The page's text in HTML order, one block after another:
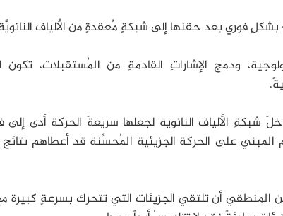
فوري بعد حقنها إلى شبكةٍ مُعقدةٍ من الألياف
ودمج الإشاراتِ القادمةِ من المُستقبلات، تكون
شبكةِ الألياف النانوية لجعلها سريعةَ الحركة أدى إلى
المبني على الحركة الجزيئية المُحسَّنة قد أعطاهم
المنطقي أن تلتقي الجزيئات التي تتحرك بسرعةٍ كبيرة